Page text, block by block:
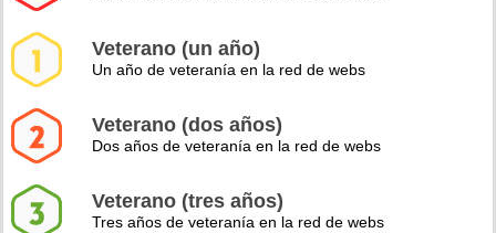
Veterano (un año)
Un año de veteranía en la red de webs
Veterano (dos años)
Dos años de veteranía en la red de webs
Veterano (tres años)
Tres años de veteranía en la red de webs